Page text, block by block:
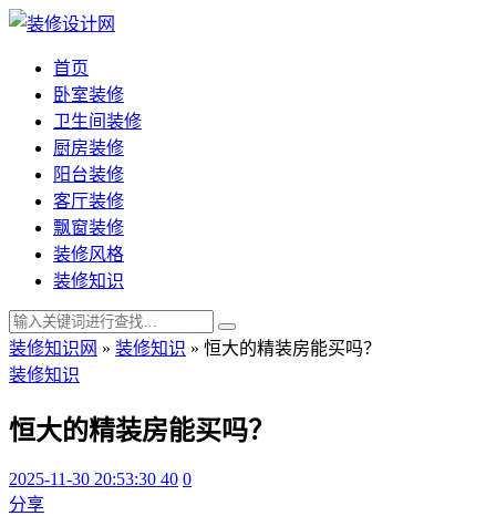
首页
卧室装修
卫生间装修
厨房装修
阳台装修
客厅装修
飘窗装修
装修风格
装修知识
装修知识网 » 装修知识 » 恒大的精装房能买吗？
装修知识
恒大的精装房能买吗？
2025-11-30 20:53:30 40 0
分享